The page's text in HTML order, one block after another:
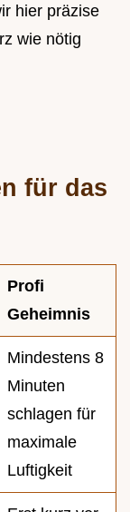
hier präzise
wie nötig
für das
Profi
Geheimnis
Mindestens 8
Minuten
schlagen für
maximale
Luftigkeit